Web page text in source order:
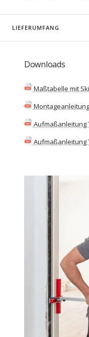
LIEFERUMFANG
Downloads
Maßtabelle mit
Aufmaßanleitung
Aufmaßanleitung